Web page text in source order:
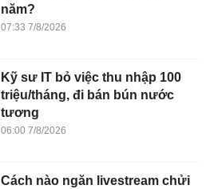
năm?
07:33 7/8/2026
Kỹ sư IT bỏ việc thu nhập 100
triệu/tháng, đi bán bún nước
tương
06:00 7/8/2026
Cách nào ngăn livestream chửi